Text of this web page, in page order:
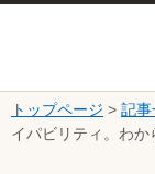
本文へ
ニ
ュ
トップページ > 記事
イパビリティ。わか